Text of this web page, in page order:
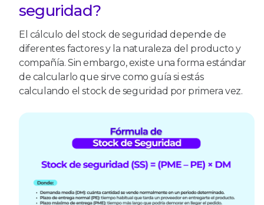
seguridad?
El cálculo del stock de seguridad depende de
diferentes factores y la naturaleza del producto y
compañía. Sin embargo, existe una forma estándar
de calcularlo que sirve como guía si estás
calculando el stock de seguridad por primera vez.